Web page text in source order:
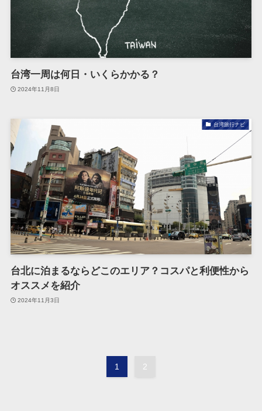
台湾一周は何日・いくらかかる？
2024年11月8日
台湾旅行ナビ
台北に泊まるならどこのエリア？コスパと利便性から
オススメを紹介
2024年11月3日
1 2